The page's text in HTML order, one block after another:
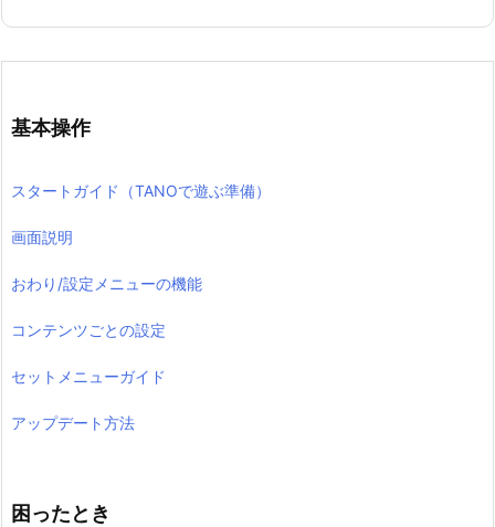
基本操作
スタートガイド（TANOで遊ぶ準備）
画面説明
おわり/設定メニューの機能
コンテンツごとの設定
セットメニューガイド
アップデート方法
困ったとき